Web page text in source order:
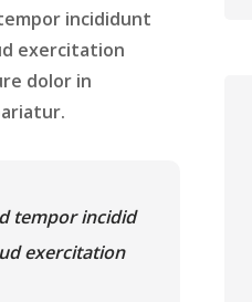
incididunt
exercitation
dolor in
tempor incidid
exercitation